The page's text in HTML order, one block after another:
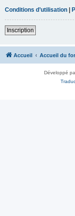
Conditions d’utilisation |
Inscription
Accueil Accueil du
Développé